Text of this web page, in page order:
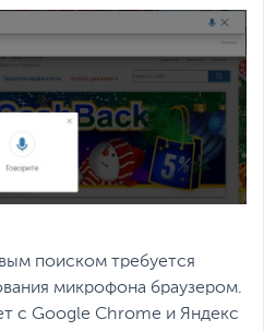
поиском требуется
микрофона браузером.
с Google Chrome и Яндекс